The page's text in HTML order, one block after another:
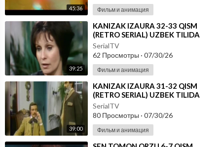
45:36 Фильм и анимация
39:25
⁣KANIZAK IZAURA 32-33 QISM
(RETRO SERIAL) UZBEK TILIDA
SerialTV
62 Просмотры · 07/30/26
Фильм и анимация
39:00
⁣KANIZAK IZAURA 31-32 QISM
(RETRO SERIAL) UZBEK TILIDA
SerialTV
80 Просмотры · 07/30/26
Фильм и анимация